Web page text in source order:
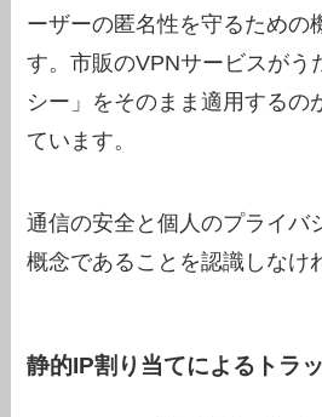
ーザーの匿名性を守るための
す。市販のVPNサービスがう
シー」をそのまま適用するの
ています。
通信の安全と個人のプライバ
概念であることを認識しなけ
静的IP割り当てによるトラ